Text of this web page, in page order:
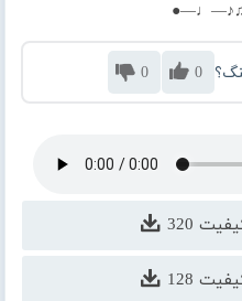
0
0
320
128